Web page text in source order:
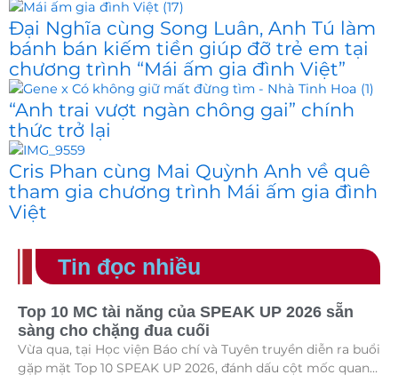
Đại Nghĩa cùng Song Luân, Anh Tú làm
bánh bán kiếm tiền giúp đỡ trẻ em tại
chương trình “Mái ấm gia đình Việt”
“Anh trai vượt ngàn chông gai” chính
thức trở lại
Cris Phan cùng Mai Quỳnh Anh về quê
tham gia chương trình Mái ấm gia đình
Việt
Tin đọc nhiều
Top 10 MC tài năng của SPEAK UP 2026 sẵn
sàng cho chặng đua cuối
Vừa qua, tại Học viện Báo chí và Tuyên truyền diễn ra buổi
gặp mặt Top 10 SPEAK UP 2026, đánh dấu cột mốc quan